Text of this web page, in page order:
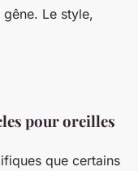
gêne. Le style,
pour oreilles
que certains